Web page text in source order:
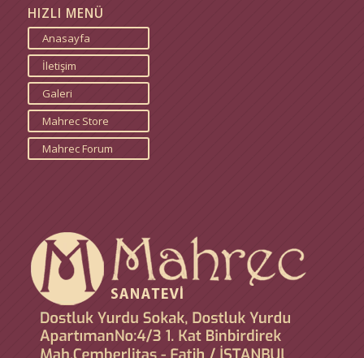
HIZLI MENÜ
Anasayfa
İletişim
Galeri
Mahrec Store
Mahrec Forum